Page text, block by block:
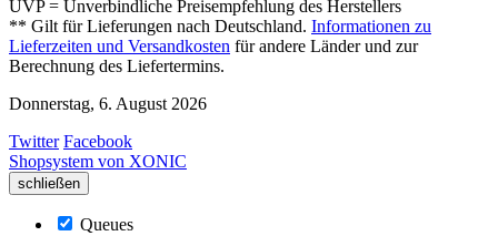
UVP = Unverbindliche Preisempfehlung des Herstellers
** Gilt für Lieferungen nach Deutschland. Informationen zu
Lieferzeiten und Versandkosten für andere Länder und zur
Berechnung des Liefertermins.
Donnerstag, 6. August 2026
Twitter Facebook
Shopsystem von XONIC
schließen
Queues